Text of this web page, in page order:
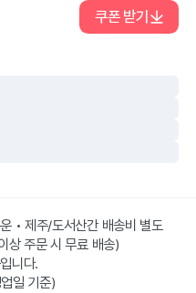
쿠폰 받기
• 제주/도서산간 배송비 별도
상 주문 시 무료 배송)
니다.
일 기준)